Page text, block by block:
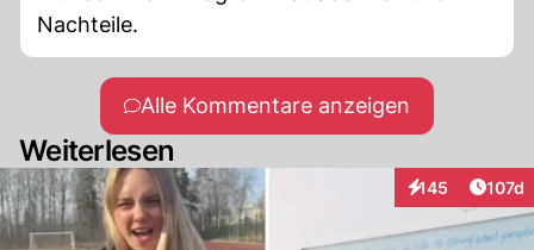
Nachteile.
Alle Kommentare anzeigen
Weiterlesen
145
Interaktionen
107d